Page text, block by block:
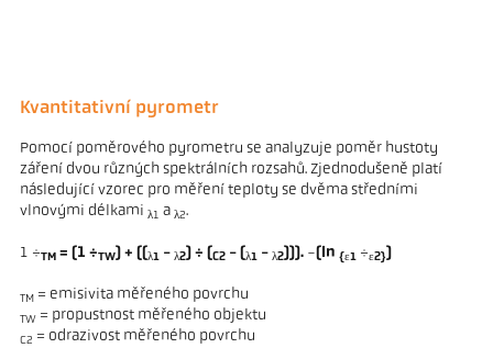
Kvantitativní pyrometr
Pomocí poměrového pyrometru se analyzuje poměr hustoty
záření dvou různých spektrálních rozsahů. Zjednodušeně platí
následující vzorec pro měření teploty se dvěma středními
vlnovými délkami λ1 a λ2.
1 ÷TM= (1 ÷TW) + ((λ1 - λ2) ÷ (C2- (λ1 - λ2))).-(ln {ε1 ÷ε2})
TM= emisivita měřeného povrchu
TW= propustnost měřeného objektu
C2 = odrazivost měřeného povrchu